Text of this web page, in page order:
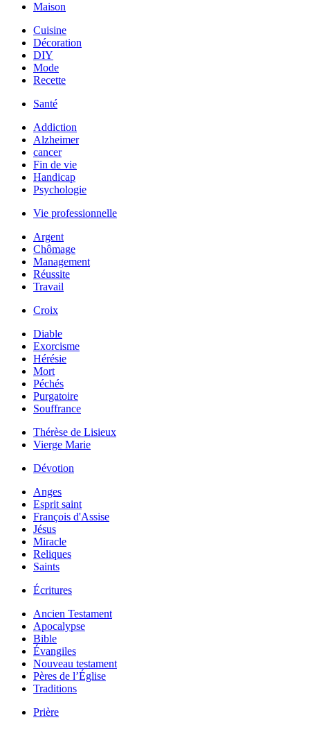
Maison
Cuisine
Décoration
DIY
Mode
Recette
Santé
Addiction
Alzheimer
cancer
Fin de vie
Handicap
Psychologie
Vie professionnelle
Argent
Chômage
Management
Réussite
Travail
Croix
Diable
Exorcisme
Hérésie
Mort
Péchés
Purgatoire
Souffrance
Thérèse de Lisieux
Vierge Marie
Dévotion
Anges
Esprit saint
François d'Assise
Jésus
Miracle
Reliques
Saints
Écritures
Ancien Testament
Apocalypse
Bible
Évangiles
Nouveau testament
Pères de l’Église
Traditions
Prière